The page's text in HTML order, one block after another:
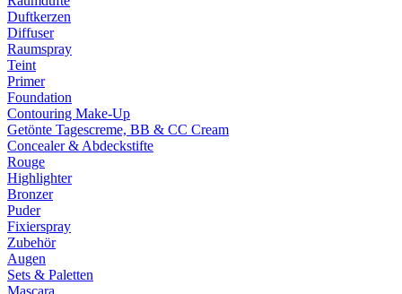
Duftkerzen
Diffuser
Raumspray
Teint
Primer
Foundation
Contouring Make-Up
Getönte Tagescreme, BB & CC Cream
Concealer & Abdeckstifte
Rouge
Highlighter
Bronzer
Puder
Fixierspray
Zubehör
Augen
Sets & Paletten
Mascara